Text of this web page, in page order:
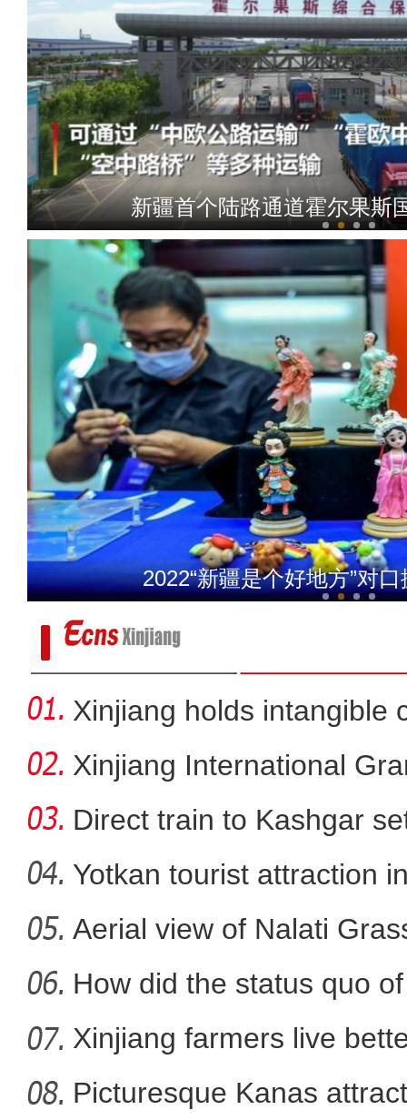
新疆首个陆路通道霍尔果斯
新疆兵团订单辣椒喜丰收
新疆兵团拥军社区开展
2022“新疆是个好地方”对
Xinjiang holds intangible
Xinjiang International
Direct train to Kashgar
Yotkan tourist attraction
Aerial view of Nalati
How did the status quo
Xinjiang farmers live
Picturesque Kanas